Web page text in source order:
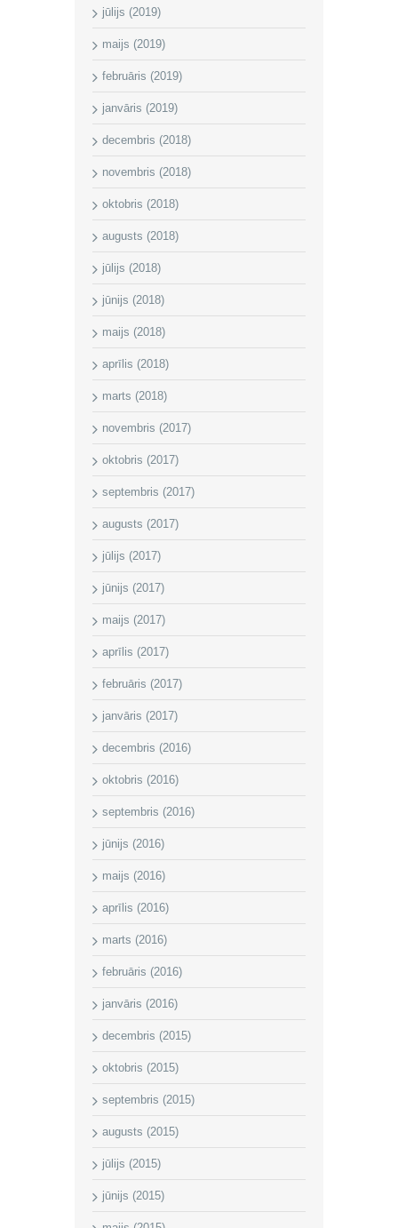
jūlijs (2019)
maijs (2019)
februāris (2019)
janvāris (2019)
decembris (2018)
novembris (2018)
oktobris (2018)
augusts (2018)
jūlijs (2018)
jūnijs (2018)
maijs (2018)
aprīlis (2018)
marts (2018)
novembris (2017)
oktobris (2017)
septembris (2017)
augusts (2017)
jūlijs (2017)
jūnijs (2017)
maijs (2017)
aprīlis (2017)
februāris (2017)
janvāris (2017)
decembris (2016)
oktobris (2016)
septembris (2016)
jūnijs (2016)
maijs (2016)
aprīlis (2016)
marts (2016)
februāris (2016)
janvāris (2016)
decembris (2015)
oktobris (2015)
septembris (2015)
augusts (2015)
jūlijs (2015)
jūnijs (2015)